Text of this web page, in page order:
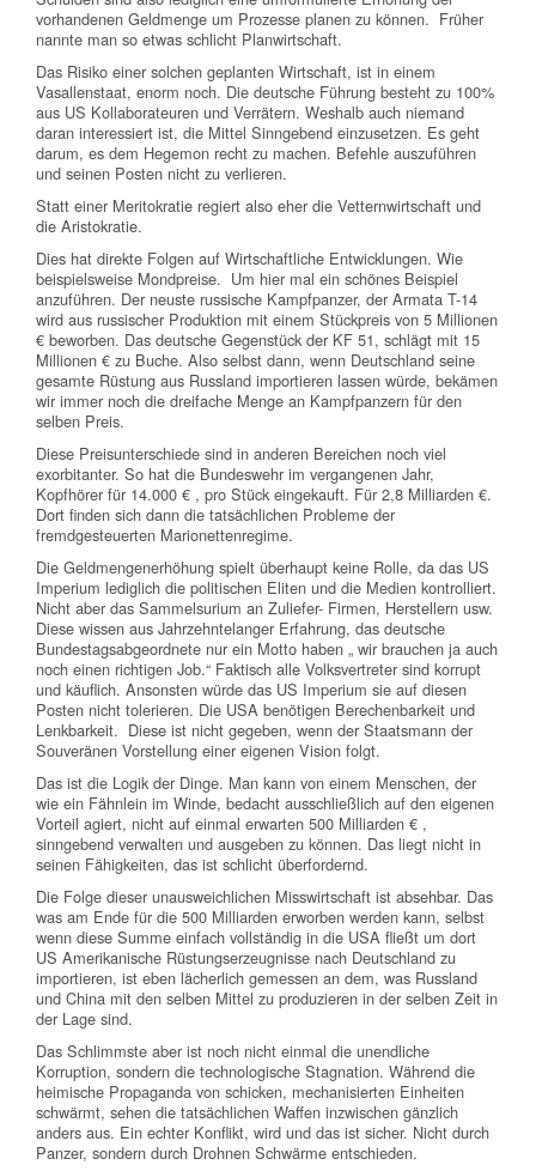
vorhandenen Geldmenge um Prozesse planen zu können. Früher
nannte man so etwas schlicht Planwirtschaft.
Das Risiko einer solchen geplanten Wirtschaft, ist in einem
Vasallenstaat, enorm noch. Die deutsche Führung besteht zu 100%
aus US Kollaborateuren und Verrätern. Weshalb auch niemand
daran interessiert ist, die Mittel Sinngebend einzusetzen. Es geht
darum, es dem Hegemon recht zu machen. Befehle auszuführen
und seinen Posten nicht zu verlieren.
Statt einer Meritokratie regiert also eher die Vetternwirtschaft und
die Aristokratie.
Dies hat direkte Folgen auf Wirtschaftliche Entwicklungen. Wie
beispielsweise Mondpreise. Um hier mal ein schönes Beispiel
anzuführen. Der neuste russische Kampfpanzer, der Armata T-14
wird aus russischer Produktion mit einem Stückpreis von 5 Millionen
€ beworben. Das deutsche Gegenstück der KF 51, schlägt mit 15
Millionen € zu Buche. Also selbst dann, wenn Deutschland seine
gesamte Rüstung aus Russland importieren lassen würde, bekämen
wir immer noch die dreifache Menge an Kampfpanzern für den
selben Preis.
Diese Preisunterschiede sind in anderen Bereichen noch viel
exorbitanter. So hat die Bundeswehr im vergangenen Jahr,
Kopfhörer für 14.000 € , pro Stück eingekauft. Für 2,8 Milliarden €.
Dort finden sich dann die tatsächlichen Probleme der
fremdgesteuerten Marionettenregime.
Die Geldmengenerhöhung spielt überhaupt keine Rolle, da das US
Imperium lediglich die politischen Eliten und die Medien kontrolliert.
Nicht aber das Sammelsurium an Zuliefer- Firmen, Herstellern usw.
Diese wissen aus Jahrzehntelanger Erfahrung, das deutsche
Bundestagsabgeordnete nur ein Motto haben „ wir brauchen ja auch
noch einen richtigen Job.“ Faktisch alle Volksvertreter sind korrupt
und käuflich. Ansonsten würde das US Imperium sie auf diesen
Posten nicht tolerieren. Die USA benötigen Berechenbarkeit und
Lenkbarkeit. Diese ist nicht gegeben, wenn der Staatsmann der
Souveränen Vorstellung einer eigenen Vision folgt.
Das ist die Logik der Dinge. Man kann von einem Menschen, der
wie ein Fähnlein im Winde, bedacht ausschließlich auf den eigenen
Vorteil agiert, nicht auf einmal erwarten 500 Milliarden € ,
sinngebend verwalten und ausgeben zu können. Das liegt nicht in
seinen Fähigkeiten, das ist schlicht überfordernd.
Die Folge dieser unausweichlichen Misswirtschaft ist absehbar. Das
was am Ende für die 500 Milliarden erworben werden kann, selbst
wenn diese Summe einfach vollständig in die USA fließt um dort
US Amerikanische Rüstungserzeugnisse nach Deutschland zu
importieren, ist eben lächerlich gemessen an dem, was Russland
und China mit den selben Mittel zu produzieren in der selben Zeit in
der Lage sind.
Das Schlimmste aber ist noch nicht einmal die unendliche
Korruption, sondern die technologische Stagnation. Während die
heimische Propaganda von schicken, mechanisierten Einheiten
schwärmt, sehen die tatsächlichen Waffen inzwischen gänzlich
anders aus. Ein echter Konflikt, wird und das ist sicher. Nicht durch
Panzer, sondern durch Drohnen Schwärme entschieden.